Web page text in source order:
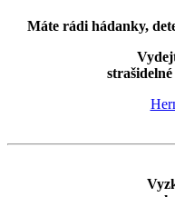
Máte rádi hádanky,